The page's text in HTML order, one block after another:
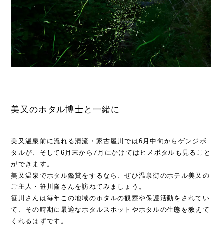
美又のホタル博士と一緒に
美又温泉前に流れる清流・家古屋川では6月中旬からゲンジボ
タルが、そして6月末から7月にかけてはヒメボタルも見ること
ができます。
美又温泉でホタル鑑賞をするなら、ぜひ温泉街のホテル美又の
ご主人・笹川隆さんを訪ねてみましょう。
笹川さんは毎年この地域のホタルの観察や保護活動をされてい
て、その時期に最適なホタルスポットやホタルの生態を教えて
くれるはずです。